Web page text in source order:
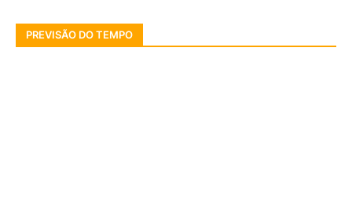
PREVISÃO DO TEMPO